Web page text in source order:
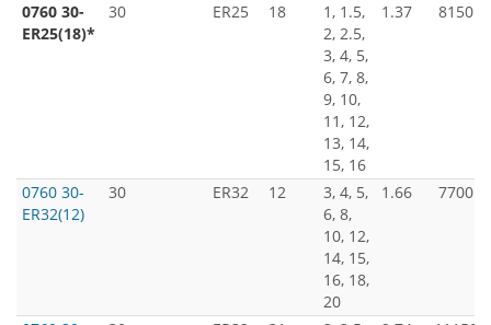
0760 30-
ER25(18)*
30 ER25 18
1, 1.5,
2, 2.5,
3, 4, 5,
6, 7, 8,
9, 10,
11, 12,
13, 14,
15, 16
1.37 8150
0760 30-
ER32(12)
30 ER32 12
3, 4, 5,
6, 8,
10, 12,
14, 15,
16, 18,
20
1.66 7700